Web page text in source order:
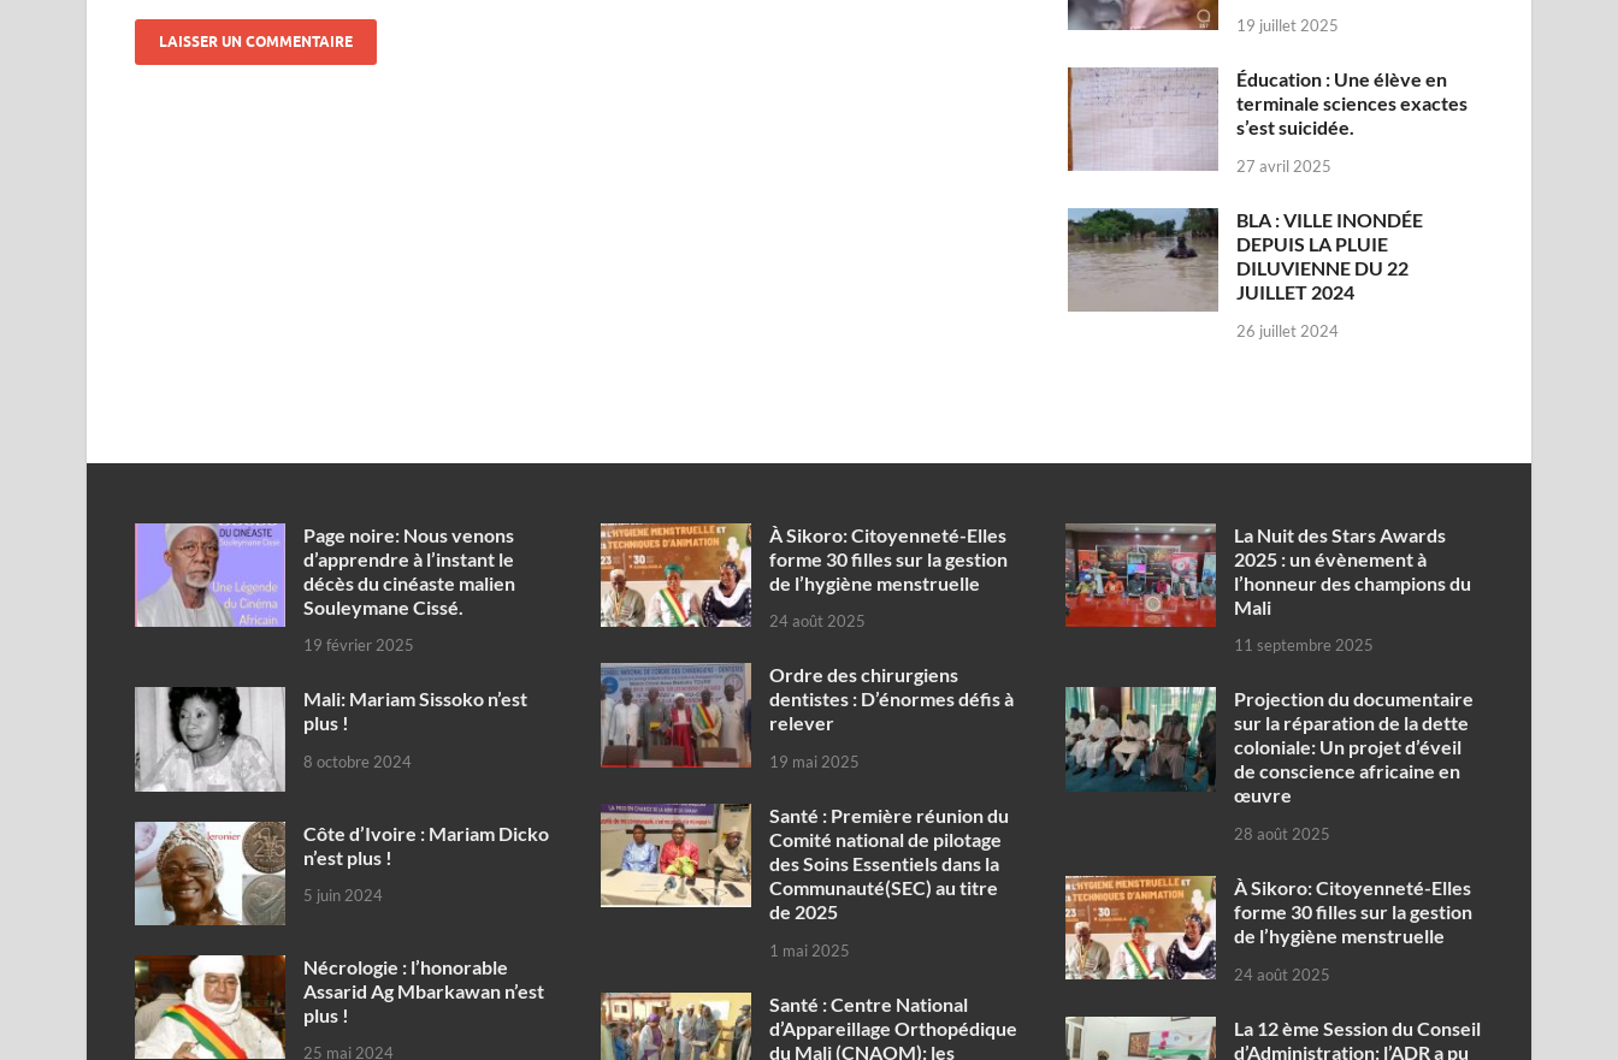
19 juillet 2025
Éducation : Une élève en
terminale sciences exactes
s’est suicidée.
27 avril 2025
BLA : VILLE INONDÉE
DEPUIS LA PLUIE
DILUVIENNE DU 22
JUILLET 2024
26 juillet 2024
Page noire: Nous venons
d’apprendre à l’instant le
décès du cinéaste malien
Souleymane Cissé.
19 février 2025
Mali: Mariam Sissoko n’est
plus !
8 octobre 2024
Côte d’Ivoire : Mariam Dicko
n’est plus !
5 juin 2024
Nécrologie : l’honorable
Assarid Ag Mbarkawan n’est
plus !
25 mai 2024
À Sikoro: Citoyenneté-Elles
forme 30 filles sur la gestion
de l’hygiène menstruelle
24 août 2025
Ordre des chirurgiens
dentistes : D’énormes défis à
relever
19 mai 2025
Santé : Première réunion du
Comité national de pilotage
des Soins Essentiels dans la
Communauté(SEC) au titre
de 2025
1 mai 2025
Santé : Centre National
d’Appareillage Orthopédique
du Mali (CNAOM): les
‎La Nuit des Stars Awards
2025 : un évènement à
l’honneur des champions du
Mali
11 septembre 2025
Projection du documentaire
sur la réparation de la dette
coloniale: Un projet d’éveil
de conscience africaine en
œuvre‎
28 août 2025
À Sikoro: Citoyenneté-Elles
forme 30 filles sur la gestion
de l’hygiène menstruelle
24 août 2025
La 12 ème Session du Conseil
d’Administration: l’ADR a pu